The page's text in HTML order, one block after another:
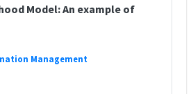
Model: An example of
Management